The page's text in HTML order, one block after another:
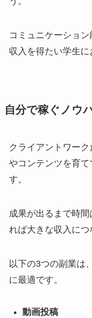
コミュニケーショ
収入を得たい学生に
自分で稼ぐノウ
クライアントワー
やコンテンツを育
す。
成果が出るまで時
れば大きな収入につ
以下の3つの副業は
に最適です。
動画投稿